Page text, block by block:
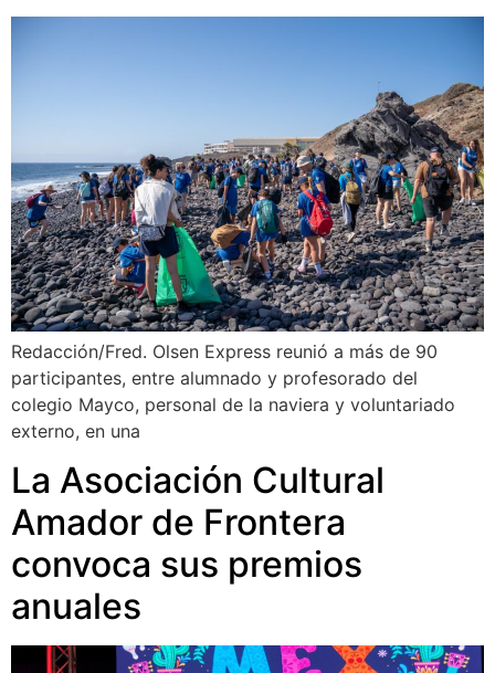
Redacción/Fred. Olsen Express reunió a más de 90
participantes, entre alumnado y profesorado del
colegio Mayco, personal de la naviera y voluntariado
externo, en una
La Asociación Cultural
Amador de Frontera
convoca sus premios
anuales